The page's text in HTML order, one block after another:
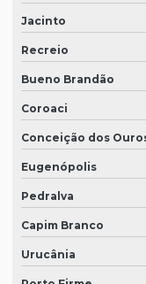
Jacinto
Recreio
Bueno Brandão
Coroaci
Conceição dos
Eugenópolis
Pedralva
Capim Branco
Urucânia